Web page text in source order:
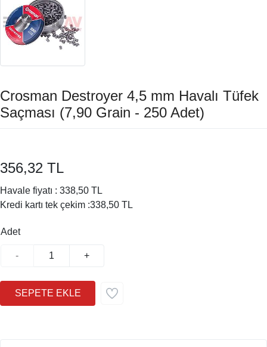
Crosman Destroyer 4,5 mm Havalı Tüfek
Saçması (7,90 Grain - 250 Adet)
356,32 TL
Havale fiyatı : 338,50 TL
Kredi kartı tek çekim :338,50 TL
Adet
- +